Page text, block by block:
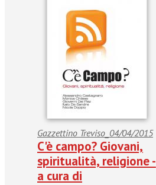
Gazzettino Treviso_04/04/2015
C'è campo? Giovani,
spiritualità, religione -
a cura di